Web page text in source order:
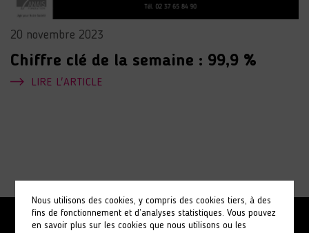
20 novembre 2023
Chiffre clé de la semaine : 99,9 %
LIRE L'ARTICLE
Nous utilisons des cookies, y compris des cookies tiers, à des
fins de fonctionnement et d’analyses statistiques. Vous pouvez
en savoir plus sur les cookies que nous utilisons ou les